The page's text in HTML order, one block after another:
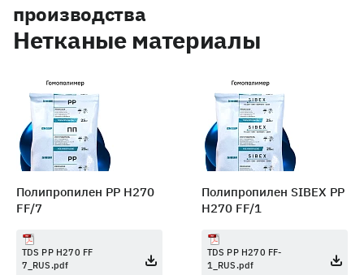
производства
Нетканые материалы
Полипропилен PP H270
FF/7
TDS PP H270 FF
7_RUS.pdf
Полипропилен SIBEX PP
H270 FF/1
TDS PP H270 FF-
1_RUS.pdf